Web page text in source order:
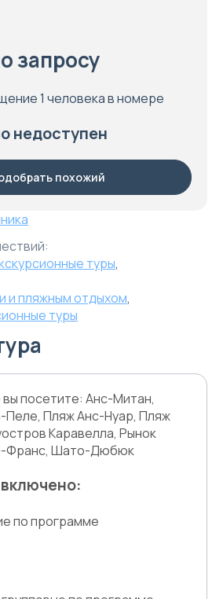
туры,
и пляжным отдыхом,
туры
посетите: Анс-Митан,
Пеле, Пляж Анс-Нуар, Пляж
Каравелла, Рынок
Франс, Шато-Дюбюк
по программе
запросу
1 человека в номере
недоступен
похожий